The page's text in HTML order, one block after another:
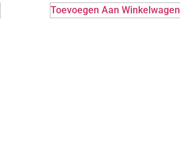
Toevoegen Aan Winkelwagen